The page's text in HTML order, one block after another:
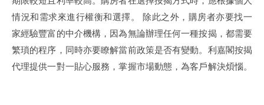
情況和需求來進行權衡和選擇。 除此之外，購房者亦要找一
家經驗豐富的中介機構，因為無論辦理任何一種按揭，都需要
繁瑣的程序，同時亦要瞭解當前政策是否有變動。利嘉閣按揭
代理提供一對一貼心服務，掌握市場動態，為客戶解決煩惱。